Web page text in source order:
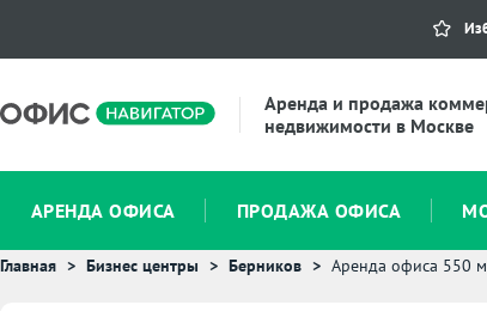
Аренда и продажа
недвижимости в Москве
АРЕНДА ОФИСА ПРОДАЖА ОФИСА
Главная Бизнес центры Берников Аренда офиса 550